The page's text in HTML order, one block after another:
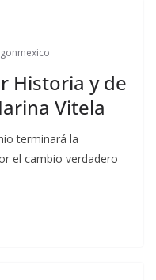
Historia y de
Vitela
terminará la
el cambio verdadero